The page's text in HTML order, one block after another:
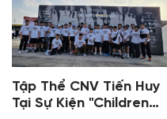
Tập Thể CNV Tiến Huy
Tại Sự Kiện "Children